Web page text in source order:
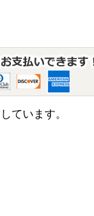
ています。